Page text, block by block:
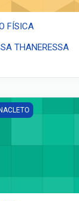
FÍSICA
THANERESSA